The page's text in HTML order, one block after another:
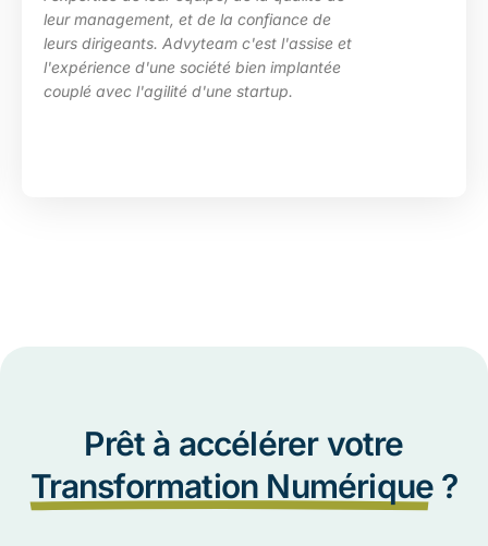
leur management, et de la confiance de
leurs dirigeants. Advyteam c'est l'assise et
l'expérience d'une société bien implantée
couplé avec l'agilité d'une startup.
Prêt à accélérer votre
Transformation Numérique ?